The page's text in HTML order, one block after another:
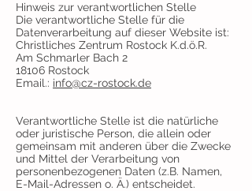
Hinweis zur verantwortlichen Stelle
Die verantwortliche Stelle für die
Datenverarbeitung auf dieser Website ist:
Christliches Zentrum Rostock K.d.ö.R.
Am Schmarler Bach 2
18106 Rostock
Email.: info@cz-rostock.de
Verantwortliche Stelle ist die natürliche
oder juristische Person, die allein oder
gemeinsam mit anderen über die Zwecke
und Mittel der Verarbeitung von
personenbezogenen Daten (z.B. Namen,
E-Mail-Adressen o. Ä.) entscheidet.